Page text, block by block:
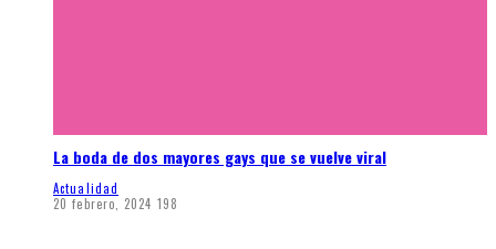
La boda de dos mayores gays que se vuelve viral
Actualidad
20 febrero, 2024 198